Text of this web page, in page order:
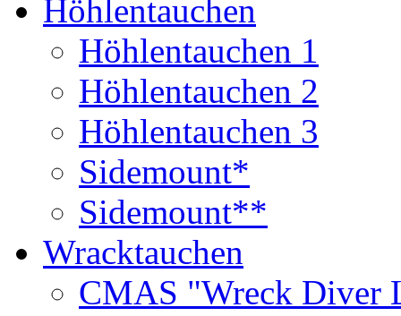
Höhlentauchen
Höhlentauchen 1
Höhlentauchen 2
Höhlentauchen 3
Sidemount*
Sidemount**
Wracktauchen
CMAS "Wreck Diver